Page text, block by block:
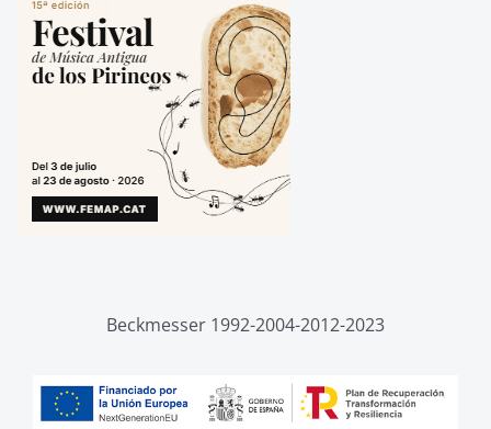
Beckmesser 1992-2004-2012-2023